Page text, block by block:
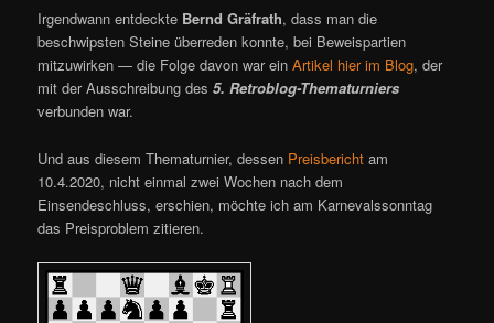
Irgendwann entdeckte Bernd Gräfrath, dass man die
beschwipsten Steine überreden konnte, bei Beweispartien
mitzuwirken — die Folge davon war einArtikel hier im Blog, der
mit der Ausschreibung des5. Retroblog-Thematurniers
verbunden war.
Und aus diesem Thematurnier, dessen Preisbericht am
10.4.2020, nicht einmal zwei Wochen nach dem
Einsendeschluss, erschien, möchte ich am Karnevalssonntag
das Preisproblem zitieren.